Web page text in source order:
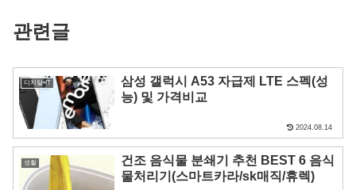
관련글
디지털•IT
삼성 갤럭시 A53 자급제 LTE 스펙(성
능) 및 가격비교
2024.08.14
생활
건조 음식물 분쇄기 추천 BEST 6 음식
물처리기(스마트카라/sk매직/휴렉)